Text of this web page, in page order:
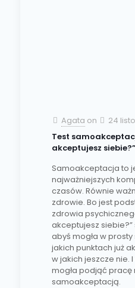
Agata on
24
Test
akceptujesz siebie?”
Samoakceptacja to
najważniejszych
czasów. Równie
zdrowie. Bo jest
zdrowia
akceptujesz siebie?”
abyś mogła w
jakich punktach już
w jakich jeszcze nie.
mogła podjąć pracę
samoakceptacją.